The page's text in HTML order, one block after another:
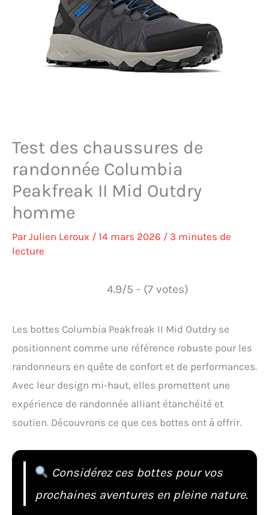
Test des chaussures de
randonnée Columbia
Peakfreak II Mid Outdry
homme
ParJulien Leroux / 14 mars 2026 / 3 minutes de
lecture
4.9/5 - (7 votes)
Les bottes Columbia Peakfreak II Mid Outdry se
positionnent comme une référence robuste pour les
randonneurs en quête de confort et de performances.
Avec leur design mi-haut, elles promettent une
expérience de randonnée alliant étanchéité et
soutien. Découvrons ce que ces bottes ont à offrir.
Considérez ces bottes pour vos
prochaines aventures en pleine nature.